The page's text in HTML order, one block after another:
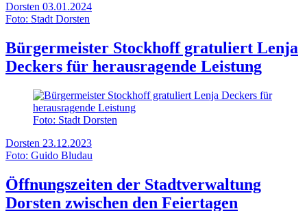
Dorsten 03.01.2024
Foto: Stadt Dorsten
Bürgermeister Stockhoff gratuliert Lenja
Deckers für herausragende Leistung
Foto: Stadt Dorsten
Dorsten 23.12.2023
Foto: Guido Bludau
Öffnungszeiten der Stadtverwaltung
Dorsten zwischen den Feiertagen